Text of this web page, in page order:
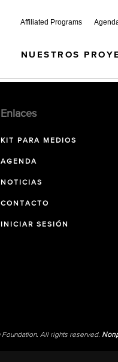
Affiliated Programs
NUESTROS
Enlaces
KIT PARA MEDIOS
AGENDA
NOTICIAS
CONTACTO
INICIAR SESIÓN
All rights reserved.